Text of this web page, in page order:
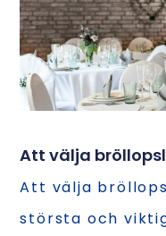
Att välja
Att välja
största och